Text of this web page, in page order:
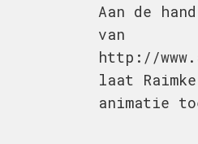
Aan de
van
http://
laat
animatie